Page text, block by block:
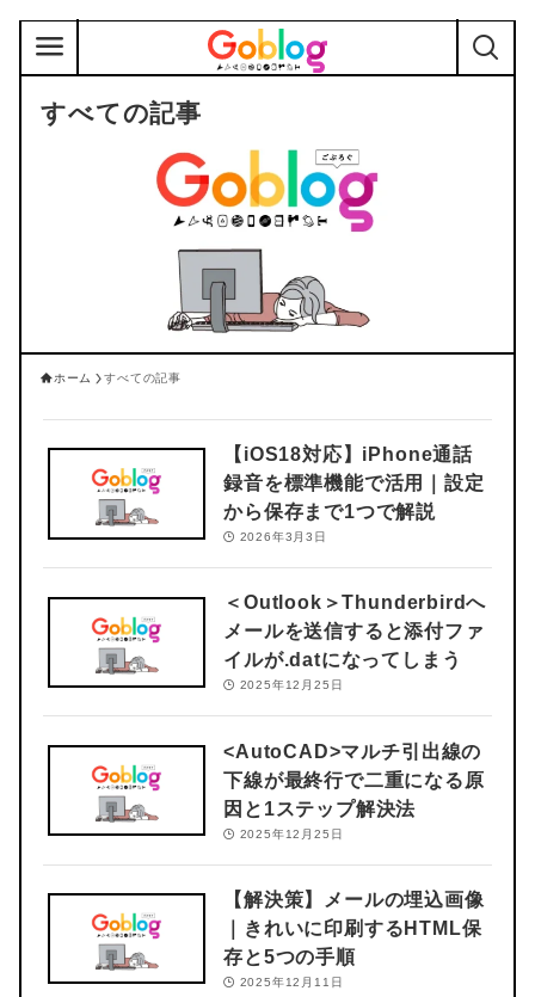
すべての記事
ホーム すべての記事
【iOS18対応】iPhone通話
録音を標準機能で活用｜設定
から保存まで1つで解説
2026年3月3日
＜Outlook＞Thunderbirdへ
メールを送信すると添付ファ
イルが.datになってしまう
2025年12月25日
<AutoCAD>マルチ引出線の
下線が最終行で二重になる原
因と1ステップ解決法
2025年12月25日
【解決策】メールの埋込画像
｜きれいに印刷するHTML保
存と5つの手順
2025年12月11日